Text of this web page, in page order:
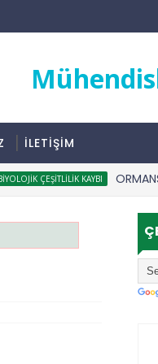
İLETİŞİM
ÇEŞITLILIK KAYBI